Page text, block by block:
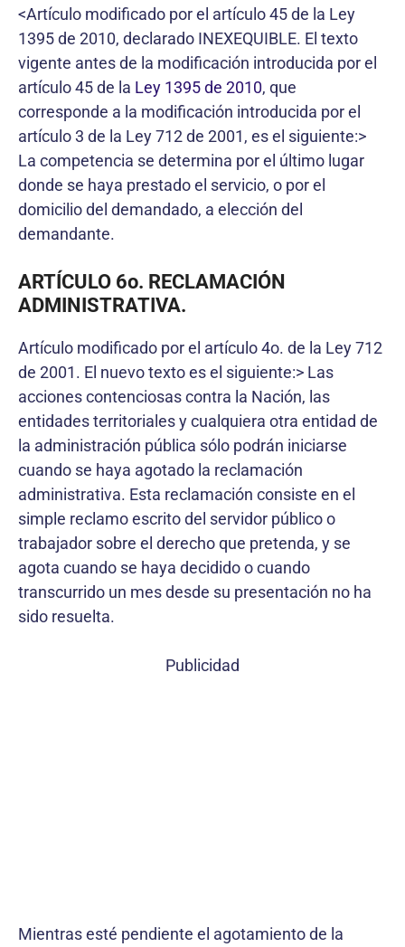
<Artículo modificado por el artículo 45 de la Ley
1395 de 2010, declarado INEXEQUIBLE. El texto
vigente antes de la modificación introducida por el
artículo 45 de la Ley 1395 de 2010, que
corresponde a la modificación introducida por el
artículo 3 de la Ley 712 de 2001, es el siguiente:>
La competencia se determina por el último lugar
donde se haya prestado el servicio, o por el
domicilio del demandado, a elección del
demandante.
ARTÍCULO 6o. RECLAMACIÓN
ADMINISTRATIVA.
Artículo modificado por el artículo 4o. de la Ley 712
de 2001. El nuevo texto es el siguiente:> Las
acciones contenciosas contra la Nación, las
entidades territoriales y cualquiera otra entidad de
la administración pública sólo podrán iniciarse
cuando se haya agotado la reclamación
administrativa. Esta reclamación consiste en el
simple reclamo escrito del servidor público o
trabajador sobre el derecho que pretenda, y se
agota cuando se haya decidido o cuando
transcurrido un mes desde su presentación no ha
sido resuelta.
Publicidad
Mientras esté pendiente el agotamiento de la